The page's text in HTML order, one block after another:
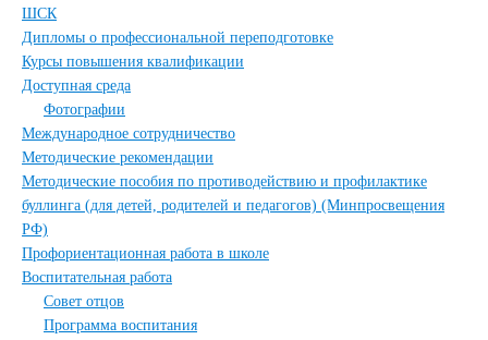
ШСК
Дипломы о профессиональной переподготовке
Курсы повышения квалификации
Доступная среда
Фотографии
Международное сотрудничество
Методические рекомендации
Методические пособия по противодействию и профилактике
буллинга (для детей, родителей и педагогов) (Минпросвещения
РФ)
Профориентационная работа в школе
Воспитательная работа
Совет отцов
Программа воспитания